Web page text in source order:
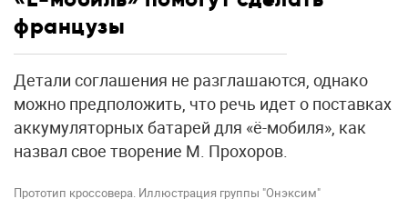
французы
Детали соглашения не разглашаются, однако
можно предположить, что речь идет о поставках
аккумуляторных батарей для «ё-мобиля», как
назвал свое творение М. Прохоров.
Прототип кроссовера. Иллюстрация группы "Онэксим"